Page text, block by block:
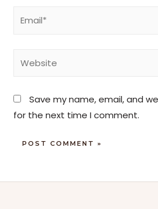
Save my name, email, and
for the next time I comment.